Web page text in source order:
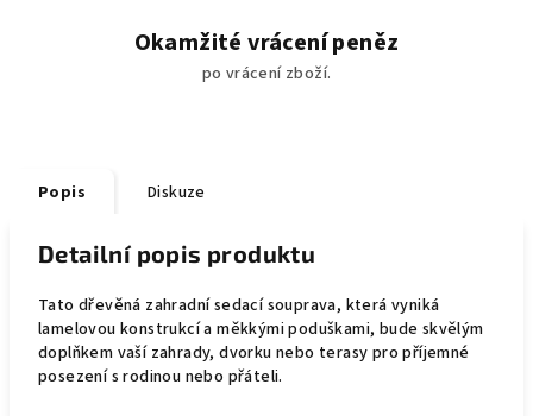
Okamžité vrácení peněz
po vrácení zboží.
Popis Diskuze
Detailní popis produktu
Tato dřevěná zahradní sedací souprava, která vyniká
lamelovou konstrukcí a měkkými poduškami, bude skvělým
doplňkem vaší zahrady, dvorku nebo terasy pro příjemné
posezení s rodinou nebo přáteli.